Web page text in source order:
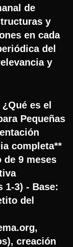
de
y
en cada
del
y
es el
Pequeñas
completa**
9 meses
1-3) - Base:
del
creación